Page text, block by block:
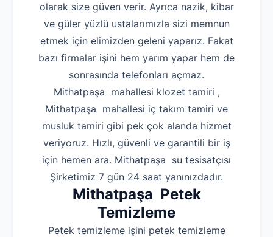
Robotla
Su Kaçağı
Profesyonel Petek
olarak size güven verir. Ayrıca nazik, kibar
ve güler yüzlü ustalarımızla sizi memnun
etmek için elimizden geleni yaparız. Fakat
bazı firmalar işini hem yarım yapar hem de
sonrasında telefonları açmaz.
Mithatpaşa mahallesi klozet tamiri ,
Mithatpaşa mahallesi iç takım tamiri ve
musluk tamiri gibi pek çok alanda hizmet
veriyoruz. Hızlı, güvenli ve garantili bir iş
için hemen ara. Mithatpaşa su tesisatçısı
Şirketimiz 7 gün 24 saat yanınızdadır.
Mithatpaşa Petek
Temizleme
Petek temizleme işini petek temizleme